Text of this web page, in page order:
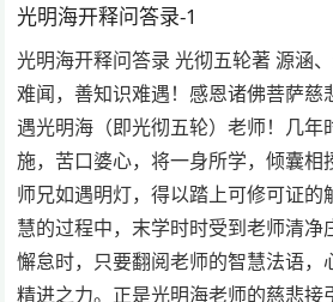
光明海开释问答录-1
光明海开释问答录 光彻五轮著 源涵
难闻，善知识难遇！感恩诸佛菩萨慈
遇光明海（即光彻五轮）老师！几年
施，苦口婆心，将一身所学，倾囊相
师兄如遇明灯，得以踏上可修可证的
慧的过程中，末学时时受到老师清净
懈怠时，只要翻阅老师的智慧法语，
精进之力。正是光明海老师的慈悲接